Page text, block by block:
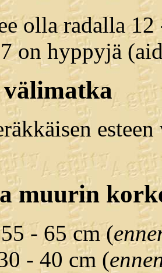
olla radalla 12
on hyppyjä
välimatka
muurin
- 65 cm (
- 40 cm (